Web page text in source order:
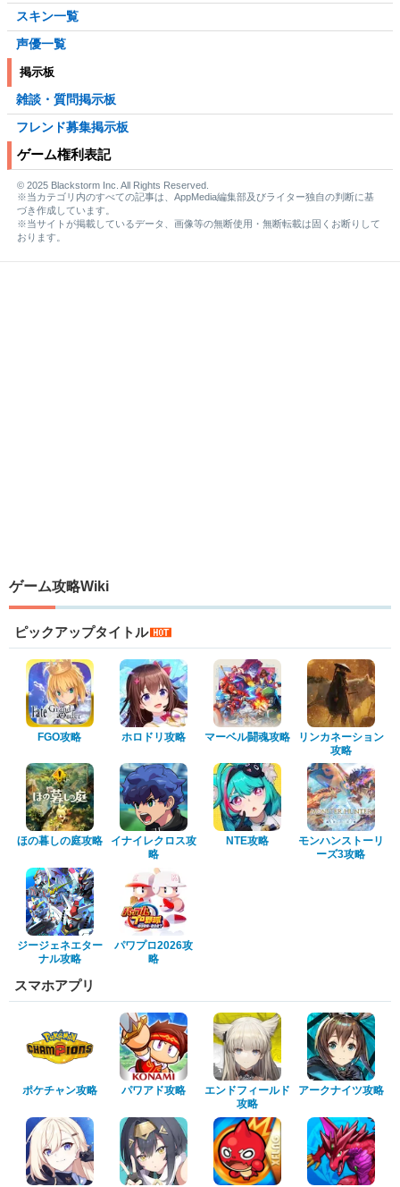
スキン一覧
声優一覧
掲示板
雑談・質問掲示板
フレンド募集掲示板
ゲーム権利表記
© 2025 Blackstorm Inc. All Rights Reserved.
※当カテゴリ内のすべての記事は、AppMedia編集部及びライター独自の判断に基
づき作成しています。
※当サイトが掲載しているデータ、画像等の無断使用・無断転載は固くお断りして
おります。
ゲーム攻略Wiki
ピックアップタイトル
FGO攻略 ホロドリ攻略 マーベル闘魂攻略
リンカネーション
攻略
ほの暮しの庭攻略
イナイレクロス攻
略
NTE攻略
モンハンストーリ
ーズ3攻略
ジージェネエター
ナル攻略
パワプロ2026攻
略
スマホアプリ
ポケチャン攻略 パワアド攻略
エンドフィールド
攻略
アークナイツ攻略